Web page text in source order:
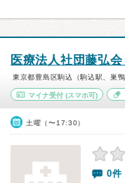
医療法人社団藤弘会
東京都豊島区駒込（駒込駅、巣鴨
マイナ受付 (スマホ可)
土曜（〜17:30）
0件